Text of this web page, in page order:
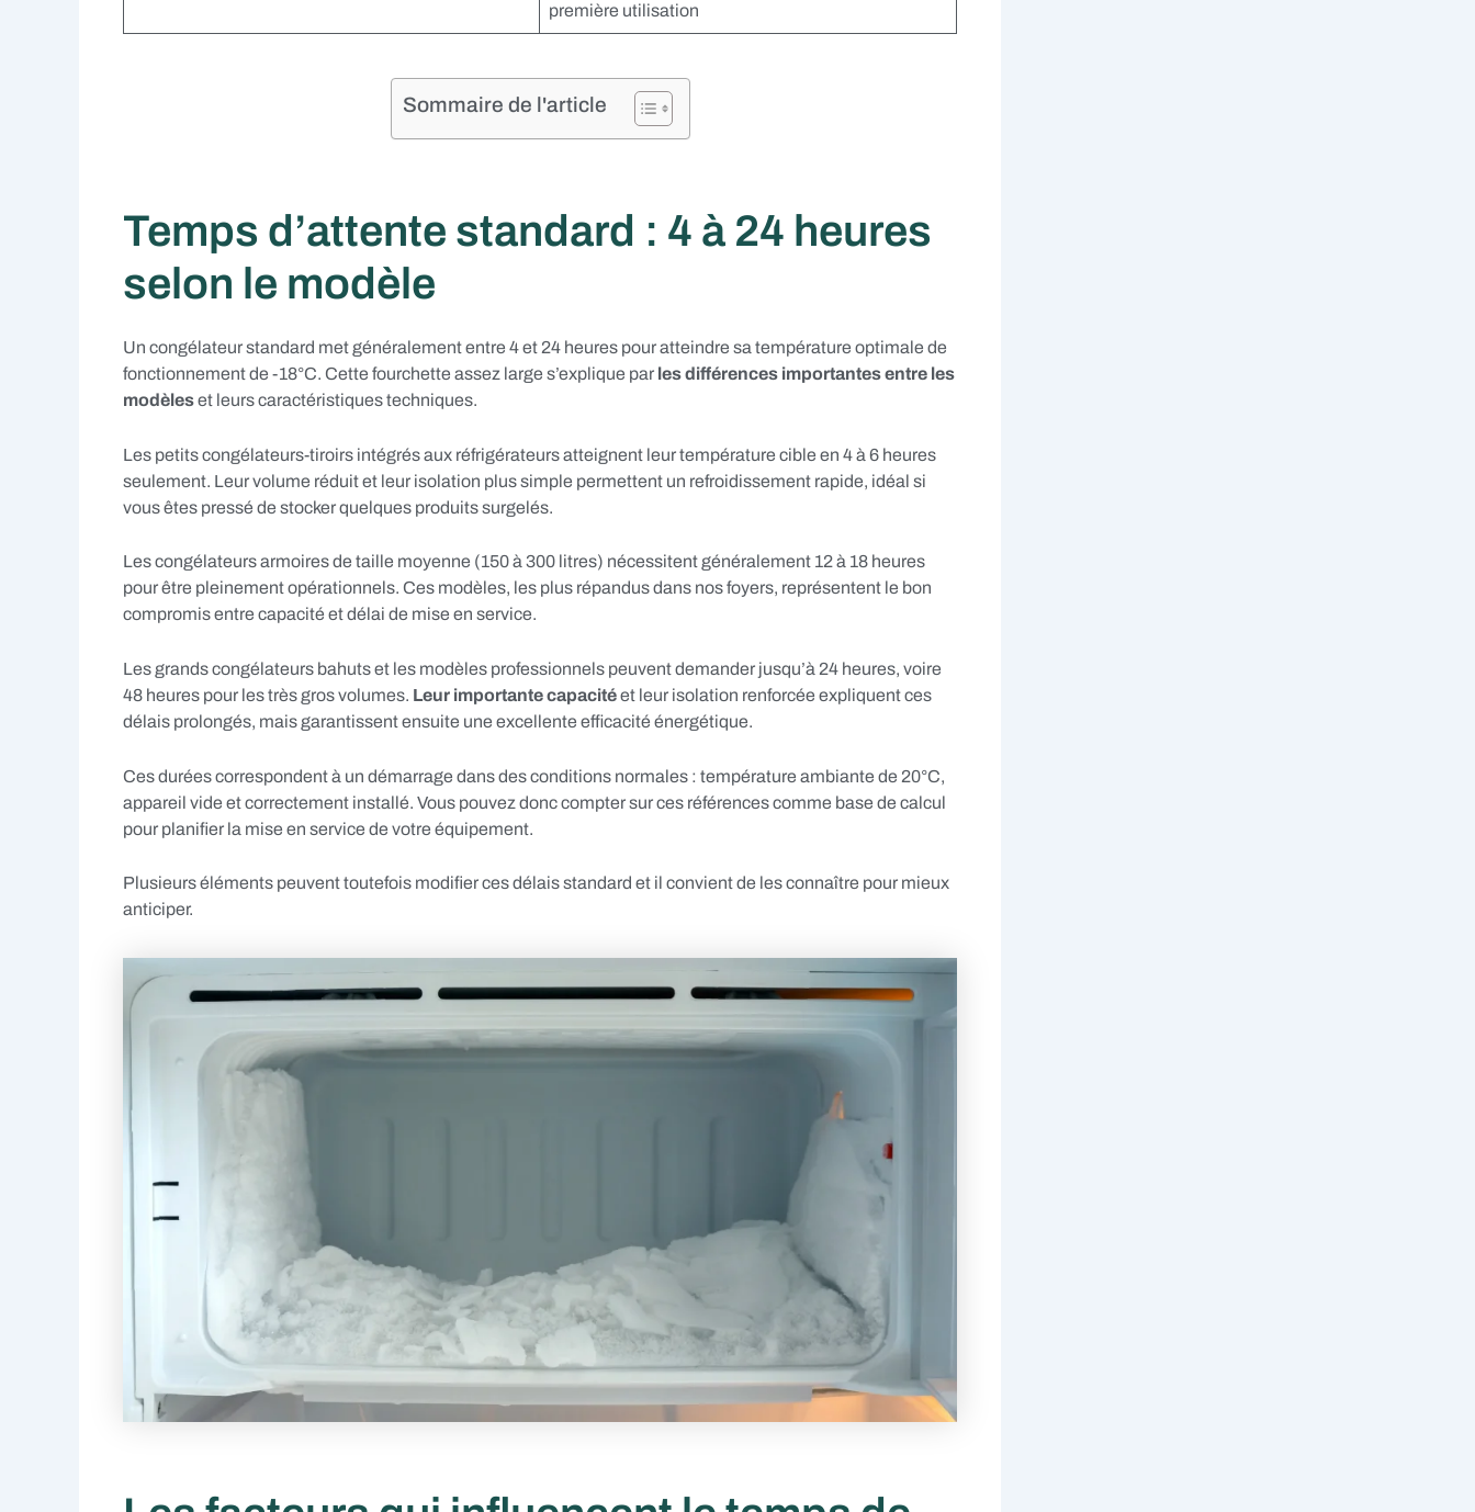
première utilisation
Sommaire de l'article
Temps d’attente standard : 4 à 24 heures
selon le modèle
Un congélateur standard met généralement entre 4 et 24 heures pour atteindre sa température optimale de
fonctionnement de -18°C. Cette fourchette assez large s’explique par les différences importantes entre les
modèleset leurs caractéristiques techniques.
Les petits congélateurs-tiroirs intégrés aux réfrigérateurs atteignent leur température cible en 4 à 6 heures
seulement. Leur volume réduit et leur isolation plus simple permettent un refroidissement rapide, idéal si
vous êtes pressé de stocker quelques produits surgelés.
Les congélateurs armoires de taille moyenne (150 à 300 litres) nécessitent généralement 12 à 18 heures
pour être pleinement opérationnels. Ces modèles, les plus répandus dans nos foyers, représentent le bon
compromis entre capacité et délai de mise en service.
Les grands congélateurs bahuts et les modèles professionnels peuvent demander jusqu’à 24 heures, voire
48 heures pour les très gros volumes. Leur importante capacitéet leur isolation renforcée expliquent ces
délais prolongés, mais garantissent ensuite une excellente efficacité énergétique.
Ces durées correspondent à un démarrage dans des conditions normales : température ambiante de 20°C,
appareil vide et correctement installé. Vous pouvez donc compter sur ces références comme base de calcul
pour planifier la mise en service de votre équipement.
Plusieurs éléments peuvent toutefois modifier ces délais standard et il convient de les connaître pour mieux
anticiper.